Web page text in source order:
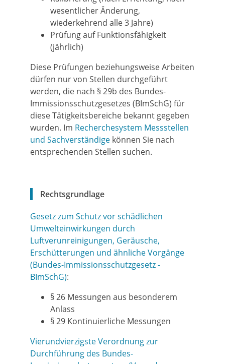
wesentlicher Änderung,
wiederkehrend alle 3 Jahre)
Prüfung auf Funktionsfähigkeit
(jährlich)
Diese Prüfungen beziehungsweise Arbeiten
dürfen nur von Stellen durchgeführt
werden, die nach § 29b des Bundes-
Immissionsschutzgesetzes (BImSchG) für
diese Tätigkeitsbereiche bekannt gegeben
wurden. Im Recherchesystem Messstellen
und Sachverständige können Sie nach
entsprechenden Stellen suchen.
Rechtsgrundlage
Gesetz zum Schutz vor schädlichen
Umwelteinwirkungen durch
Luftverunreinigungen, Geräusche,
Erschütterungen und ähnliche Vorgänge
(Bundes-Immissionsschutzgesetz -
BImSchG):
§ 26 Messungen aus besonderem
Anlass
§ 29 Kontinuierliche Messungen
Vierundvierzigste Verordnung zur
Durchführung des Bundes-